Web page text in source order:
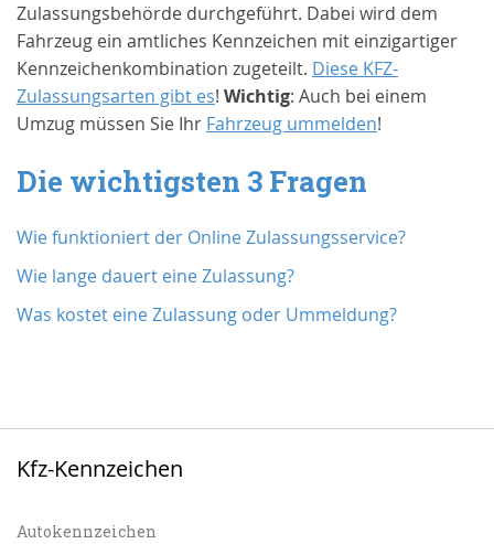
Zulassungsbehörde durchgeführt. Dabei wird dem
Fahrzeug ein amtliches Kennzeichen mit einzigartiger
Kennzeichenkombination zugeteilt. Diese KFZ-
Zulassungsarten gibt es! Wichtig: Auch bei einem
Umzug müssen Sie Ihr Fahrzeug ummelden!
Die wichtigsten 3 Fragen
Wie funktioniert der Online Zulassungsservice?
Wie lange dauert eine Zulassung?
Was kostet eine Zulassung oder Ummeldung?
Kfz-Kennzeichen
Autokennzeichen